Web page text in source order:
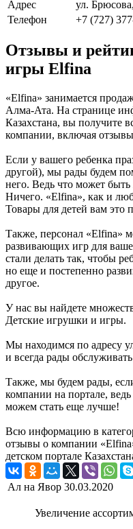
Адрес
ул.
Телефон
+7 (727)
Отзывы и
игры Elfina
«Elfina» занимается
Алма-Ата. На странице
Казахстана, вы получите
компании, включая
Если у вашего ребенка
другой), мы рады будем
него. Ведь что может
Ничего. «Elfina», как и
Товары для детей вам это
Также, персонал «Elfina»
развивающих игр для
стали делать так, чтобы
но еще и постепенно
другое.
У нас вы найдете
Детские игрушки и игры.
Мы находимся по адресу
и всегда рады
Также, мы будем рады,
компании на портале,
можем стать еще лучше!
Всю информацию в
отзывы о компании
детском портале
Ал на Явор 30.03.2020
Увеличение